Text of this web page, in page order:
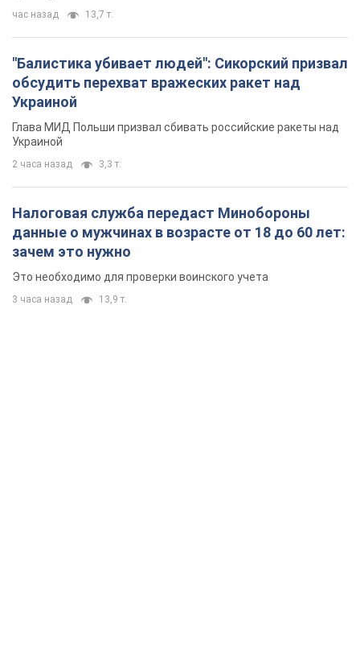
час назад 13,7 т.
"Балистика убивает людей": Сикорский призвал
обсудить перехват вражеских ракет над
Украиной
Глава МИД Польши призвал сбивать российские ракеты над
Украиной
2 часа назад 3,3 т.
Налоговая служба передаст Минобороны
данные о мужчинах в возрасте от 18 до 60 лет:
зачем это нужно
Это необходимо для проверки воинского учета
3 часа назад 13,9 т.